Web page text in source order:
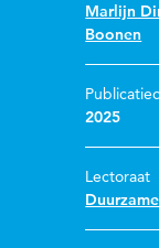
Marlijn
Boonen
2025
Lectoraat